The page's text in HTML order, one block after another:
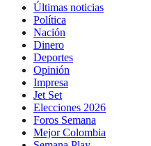
Últimas noticias
Política
Nación
Dinero
Deportes
Opinión
Impresa
Jet Set
Elecciones 2026
Foros Semana
Mejor Colombia